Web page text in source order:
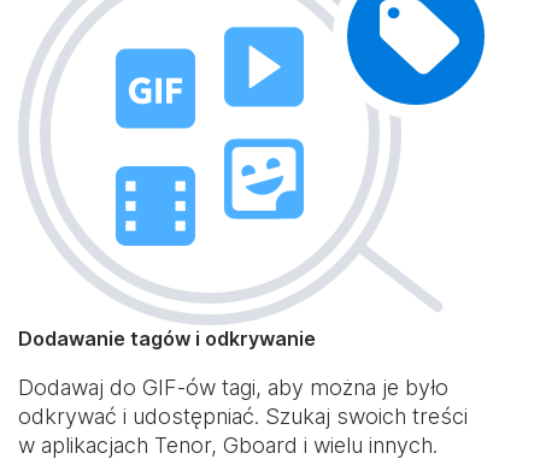
Dodawanie tagów i odkrywanie
Dodawaj do GIF-ów tagi, aby można je było
odkrywać i udostępniać. Szukaj swoich treści
w aplikacjach Tenor, Gboard i wielu innych.